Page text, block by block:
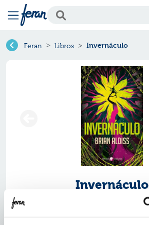
Feran Libros Invernáculo
Invernáculo
Ref.
ISBN:9788435021395